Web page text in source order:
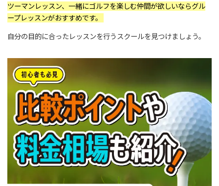
ツーマンレッスン、一緒にゴルフを楽しむ仲間が欲しいならグル
ープレッスンがおすすめです。
自分の目的に合ったレッスンを行うスクールを見つけましょう。